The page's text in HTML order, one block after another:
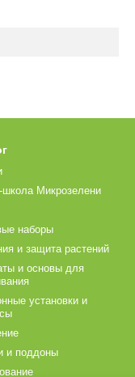
Микрозелени
наборы
и защита растений
и основы для
установки и
и поддоны